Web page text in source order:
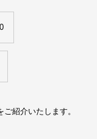
紹介いたします。